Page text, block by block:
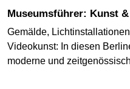
Museumsführer: Kunst
Gemälde,
Videokunst: In diesen
moderne und